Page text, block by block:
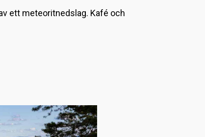
ett meteoritnedslag. Kafé och